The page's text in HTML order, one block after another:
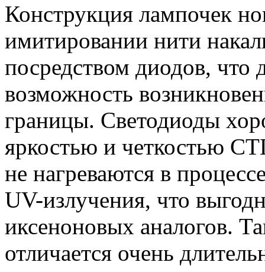
Конструкция лампочек
имитировании нити
посредством диодов,
возможность
границы. Светодиоды
яркостью и четкостью
не нагреваются в
UV-излучения, что
иксеноновых аналогов.
отличается очень